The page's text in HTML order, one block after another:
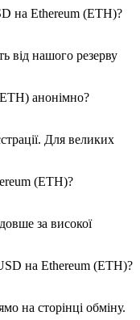
на Ethereum (ETH)?
від нашого резерву
анонімно?
Для великих
(ETH)?
за високої
на Ethereum (ETH)?
на сторінці обміну.